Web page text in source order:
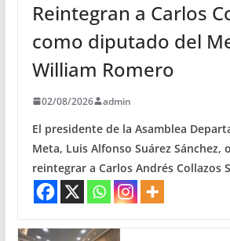
Reintegran a Carlos
como diputado del
William Romero
02/08/2026 admin
El presidente de la Asamblea
Meta, Luis Alfonso Suárez Sánchez,
reintegrar a Carlos Andrés Collazos